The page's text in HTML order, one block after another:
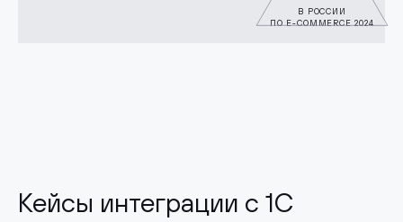
В РОССИИ
ПО E-COMMERCE 2024
Кейсы интеграции с 1С